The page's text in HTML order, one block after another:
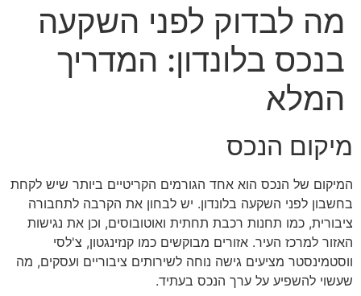
מה לבדוק לפני השקעה
בנכס בלונדון: המדריך
המלא
מיקום הנכס
המיקום של הנכס הוא אחד הגורמים הקריטיים ביותר שיש לקחת
בחשבון לפני השקעה בלונדון. יש לבחון את הקרבה לתחבורה
ציבורית, כמו תחנות רכבת תחתית ואוטובוסים, וכן את נגישות
האזור למרכז העיר. אזורים מבוקשים כמו קנזינגטון, צ'לסי
ווסטמינסטר מציעים גישה נוחה לשירותים ציבוריים ועסקים, מה
שעשוי להשפיע על ערך הנכס בעתיד.